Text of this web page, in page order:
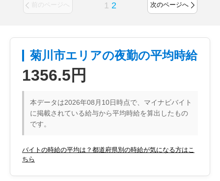
前のページへ 1 2 次のページへ
菊川市エリアの夜勤の平均時給
1356.5円
本データは2026年08月10日時点で、マイナビバイト
に掲載されている給与から平均時給を算出したもの
です。
バイトの時給の平均は？都道府県別の時給が気になる方はこ
ちら